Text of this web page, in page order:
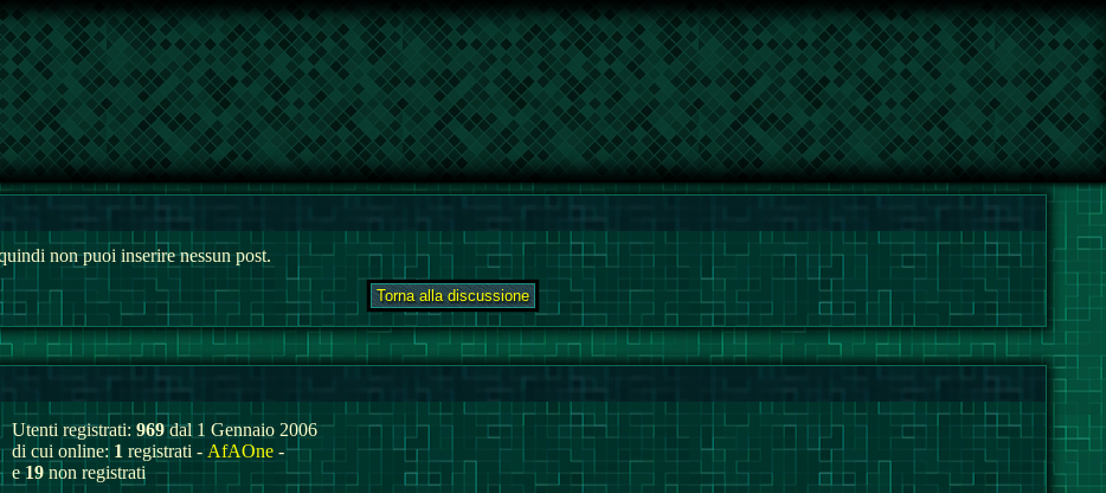
non puoi inserire nessun post.
Utenti registrati: 969dal 1 Gennaio 2006
di cui online: 1 registrati - AfAOne -
e19 non registrati